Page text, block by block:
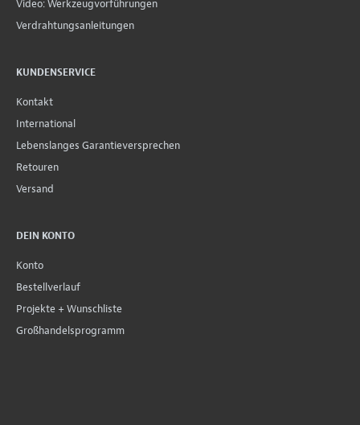
Video: Werkzeugvorführungen
Verdrahtungsanleitungen
KUNDENSERVICE
Kontakt
International
Lebenslanges Garantieversprechen
Retouren
Versand
DEIN KONTO
Konto
Bestellverlauf
Projekte + Wunschliste
Großhandelsprogramm